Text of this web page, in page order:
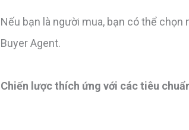
Nếu bạn là người mua, bạn có thể
Buyer Agent.
Chiến lược thích ứng với các tiêu